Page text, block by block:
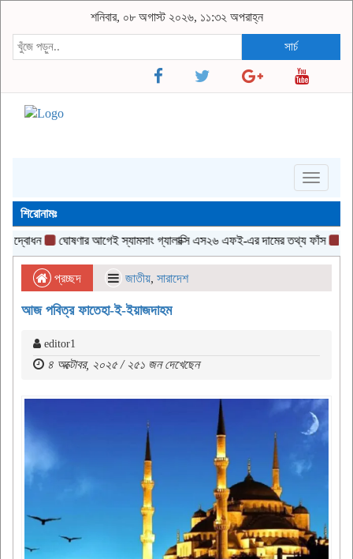
শনিবার, ০৮ অগাস্ট ২০২৬, ১১:৩২ অপরাহ্ন
সার্চ
Toggle
শিরোনামঃ
ঘোষণার আগেই স্যামসাং গ্যালাক্সি এস২৬ এফই-এর দামের তথ্য ফাঁস
প্রচ্ছদ জাতীয়, সারাদেশ
আজ পবিত্র ফাতেহা-ই-ইয়াজদাহম
editor1
৪ অক্টোবর, ২০২৫ / ২৫১ জন দেখেছেন